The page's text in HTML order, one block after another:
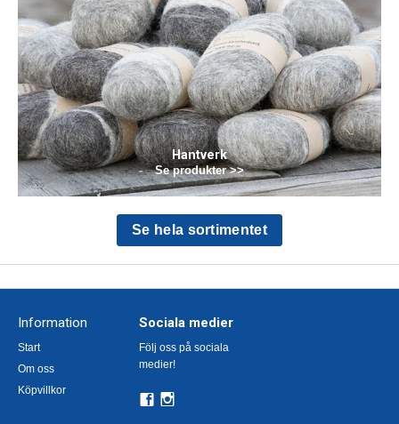
Hantverk
Se produkter >>
Se hela sortimentet
Information
Start
Om oss
Köpvillkor
Sociala medier
Följ oss på sociala
medier!